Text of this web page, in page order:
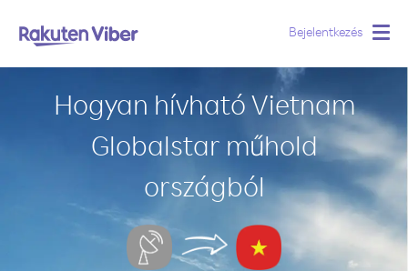
Bejelentkezés
Hogyan hívható Vietnam
Globalstar műhold
országból